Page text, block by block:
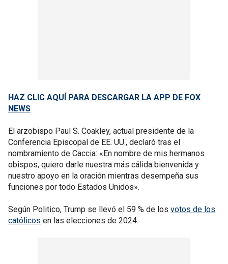
HAZ CLIC AQUÍ PARA DESCARGAR LA APP DE FOX
NEWS
El arzobispo Paul S. Coakley, actual presidente de la
Conferencia Episcopal de EE. UU., declaró tras el
nombramiento de Caccia: «En nombre de mis hermanos
obispos, quiero darle nuestra más cálida bienvenida y
nuestro apoyo en la oración mientras desempeña sus
funciones por todo Estados Unidos».
Según Politico, Trump se llevó el 59 % de los votos de los
católicos en las elecciones de 2024.